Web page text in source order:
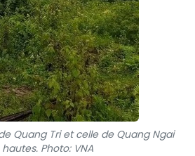
Quang Tri et celle de Quang Ngai
Photo: VNA